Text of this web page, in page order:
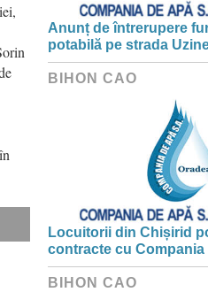
Anunț de întrerupere
potabilă pe strada
BIHON CAO
Locuitorii din Chișirid
contracte cu Compania
BIHON CAO